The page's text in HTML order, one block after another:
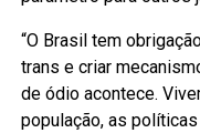
“O Brasil tem
trans e criar
de ódio acontece.
população, as